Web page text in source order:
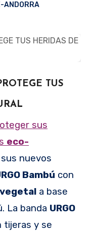
ANDORRA
TUS
eco-
nuevos
Bambú con
a base
La banda URGO
tijeras y se